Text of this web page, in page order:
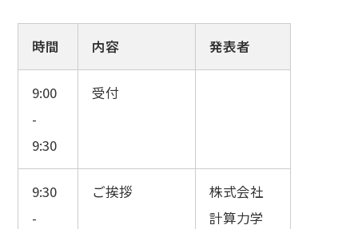
時間 内容 発表者
9:00
-
9:30
受付
9:30
-
ご挨拶
株式会社
計算力学